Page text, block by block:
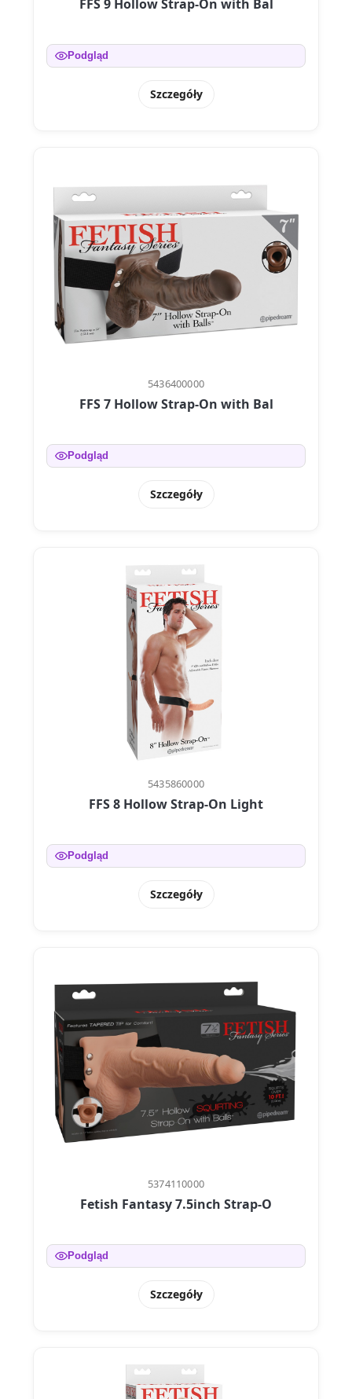
FFS 9 Hollow Strap-On with Bal
Podgląd
Szczegóły
5436400000
FFS 7 Hollow Strap-On with Bal
Podgląd
Szczegóły
5435860000
FFS 8 Hollow Strap-On Light
Podgląd
Szczegóły
5374110000
Fetish Fantasy 7.5inch Strap-O
Podgląd
Szczegóły